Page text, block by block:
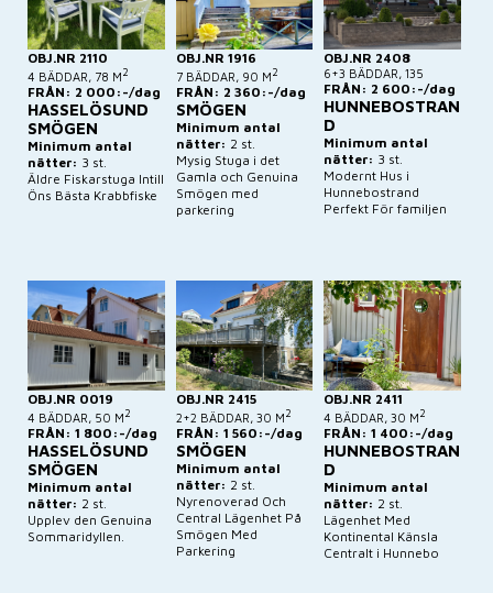
OBJ.NR 2110
4 BÄDDAR, 78 M2
FRÅN: 2 000:-/dag
HASSELÖSUND
SMÖGEN
Minimum antal
nätter: 3 st.
Äldre Fiskarstuga Intill
Öns Bästa Krabbfiske
OBJ.NR 1916
7 BÄDDAR, 90 M2
FRÅN: 2 360:-/dag
SMÖGEN
Minimum antal
nätter: 2 st.
Mysig Stuga i det
Gamla och Genuina
Smögen med
parkering
OBJ.NR 2408
6+3 BÄDDAR, 135
FRÅN: 2 600:-/dag
HUNNEBOSTRAN
D
Minimum antal
nätter: 3 st.
Modernt Hus i
Hunnebostrand
Perfekt För familjen
OBJ.NR 0019
4 BÄDDAR, 50 M2
FRÅN: 1 800:-/dag
HASSELÖSUND
SMÖGEN
Minimum antal
nätter: 2 st.
Upplev den Genuina
Sommaridyllen.
OBJ.NR 2415
2+2 BÄDDAR, 30 M2
FRÅN: 1 560:-/dag
SMÖGEN
Minimum antal
nätter: 2 st.
Nyrenoverad Och
Central Lägenhet På
Smögen Med
Parkering
OBJ.NR 2411
4 BÄDDAR, 30 M2
FRÅN: 1 400:-/dag
HUNNEBOSTRAN
D
Minimum antal
nätter: 2 st.
Lägenhet Med
Kontinental Känsla
Centralt i Hunnebo